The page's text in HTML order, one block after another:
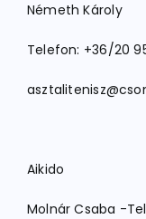
Németh Károly
Telefon: +36/20
Aikido
Molnár Csaba -